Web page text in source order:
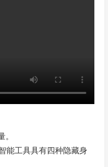
能工具具有四种隐藏身